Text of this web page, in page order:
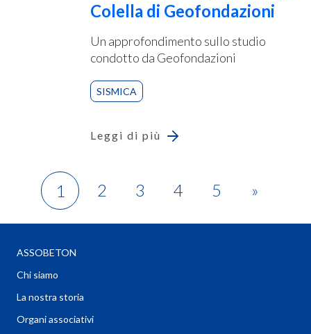
Colella di Geofondazioni
Un approfondimento sullo studio
condotto da Geofondazioni
SISMICA
Leggi di più
1 2 3 4 5 »
ASSOBETON
Chi siamo
La nostra storia
Organi associativi